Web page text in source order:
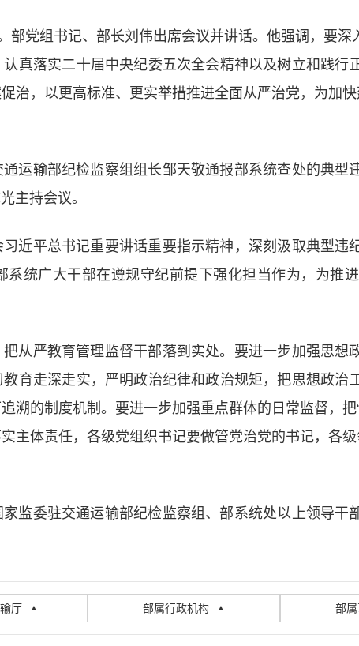
部党组书记、部长刘伟出席会议并讲话。他强调，要
真落实二十届中央纪委五次全会精神以及树立和践行
治，以更高标准、更实举措推进全面从严治党，为加
运输部纪检监察组组长邹天敬通报部系统查处的典型
主持会议。
近平总书记重要讲话重要指示精神，深刻汲取典型
统广大干部在遵规守纪前提下强化担当作为，为推
从严教育管理监督干部落到实处。要进一步加强思想
育走深走实，严明政治纪律和政治规矩，把思想政
溯的制度机制。要进一步加强重点群体的日常监督，
主体责任，各级党组织书记要做管党治党的书记，各
监委驻交通运输部纪检监察组、部系统处以上领导干
厅 ▲ 部属行政机构 ▲ 部